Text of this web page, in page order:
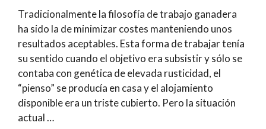
Tradicionalmente la filosofía de trabajo ganadera
ha sido la de minimizar costes manteniendo unos
resultados aceptables. Esta forma de trabajar tenía
su sentido cuando el objetivo era subsistir y sólo se
contaba con genética de elevada rusticidad, el
“pienso” se producía en casa y el alojamiento
disponible era un triste cubierto. Pero la situación
actual …